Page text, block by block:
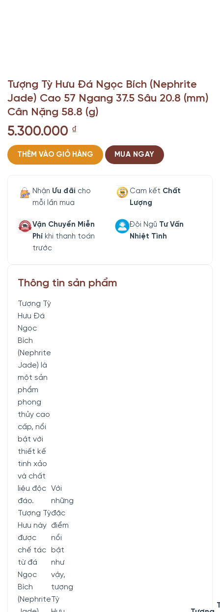
Tượng Tỳ Hưu Đá Ngọc Bích (Nephrite
Jade) Cao 57 Ngang 37.5 Sâu 20.8 (mm)
Cân Nặng 58.8 (g)
5.300.000 ₫
THÊM VÀO GIỎ HÀNG MUA NGAY
Nhận Ưu đãi cho
mỗi lần mua
Cam kết Chất
Lượng
Vận Chuyển Miễn
Phí khi thanh toán
trước
Đội Ngũ Tư Vấn
Nhiệt Tình
Thông tin sản phẩm
Tượng Tỳ
Hưu Đá
Ngọc
Bích
(Nephrite
Jade) là
một sản
phẩm
phong
thủy cao
cấp, nổi
bật với
thiết kế
tinh xảo
và chất
liệu độc
đáo.
Tượng Tỳ
Hưu này
được
chế tác
từ đá
Ngọc
Bích
(Nephrite
Với
những
đặc
điểm
nổi
bật
như
vậy,
tượng
Tỳ